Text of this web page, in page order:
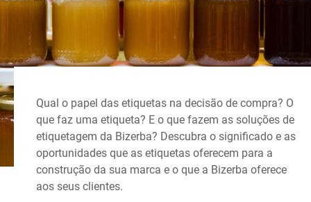
Qual o papel das etiquetas na decisão de compra? O
que faz uma etiqueta? E o que fazem as soluções de
etiquetagem da Bizerba? Descubra o significado e as
oportunidades que as etiquetas oferecem para a
construção da sua marca e o que a Bizerba oferece
aos seus clientes.